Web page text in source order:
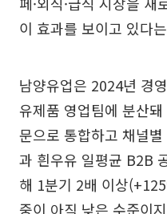
이 효과를 보이고 있다
남양유업은 2024년 경
유제품 영업팀에 분산
문으로 통합하고 채널
과 흰우유 일평균 B2B
해 1분기 2배 이상
중이 아직 낮은 수준이